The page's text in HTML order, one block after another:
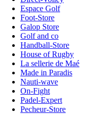
Espace Golf
Foot-Store
Galop Store
Golf and co
Handball-Store
House of Rugby
La sellerie de Maé
Made in Paradis
Nauti-wave
On-Fight
Padel-Expert
Pecheur-Store